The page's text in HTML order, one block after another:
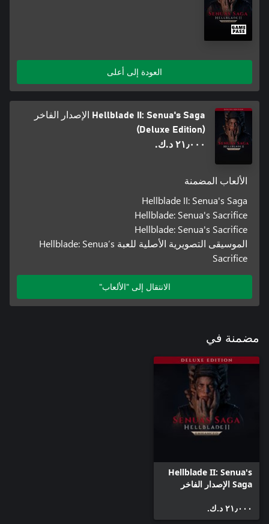
العودة إلى أعلى
Hellblade II: Senua's Saga الإصدار الفاخر
(Deluxe Edition)
٢١٫٠٠٠ د.ك.‏
الألعاب المضمنة
Hellblade II: Senua's Saga
Hellblade: Senua's Sacrifice
Hellblade: Senua's Sacrifice
الموسيقى التصويرية الأصلية للعبة Hellblade: Senua’s
Sacrifice
الانتقال إلى "الألعاب"
مضمنة في
Hellblade II: Senua's
Saga الإصدار الفاخر
٢١٫٠٠٠ د.ك.‏